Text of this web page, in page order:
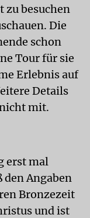
zu besuchen
Die
schon
Tour für sie
Erlebnis auf
Details
mit.
erst mal
den Angaben
Bronzezeit
und ist